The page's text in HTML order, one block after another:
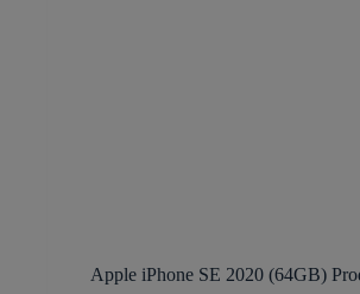
Apple iPhone SE 2020 (64GB)